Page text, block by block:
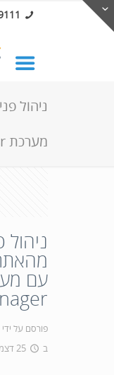
ניהול
מערכת LeadManager
ניהול
עם
פורסם על ידי
ב
25 דצמבר, 2021